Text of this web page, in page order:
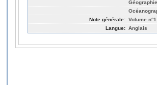
Note générale: Volume n°1
Langue: Anglais